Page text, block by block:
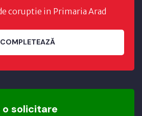
coruptie in Primaria Arad
COMPLETEAZĂ
solicitare